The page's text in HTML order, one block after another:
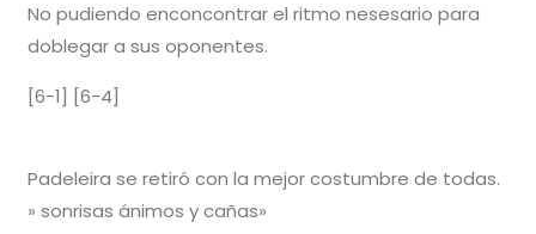
No pudiendo enconcontrar el ritmo nesesario para
doblegar a sus oponentes.
[6-1] [6-4]
Padeleira se retiró con la mejor costumbre de todas.
» sonrisas ánimos y cañas»